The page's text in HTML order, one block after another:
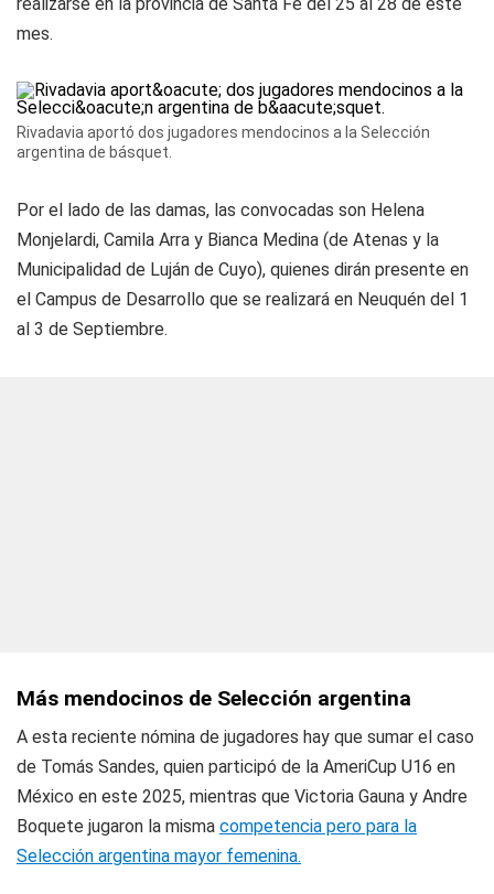
mes.
Rivadavia aportó dos jugadores mendocinos a la Selección
argentina de básquet.
Por el lado de las damas, las convocadas son Helena
Monjelardi, Camila Arra y Bianca Medina (de Atenas y la
Municipalidad de Luján de Cuyo), quienes dirán presente en
el Campus de Desarrollo que se realizará en Neuquén del 1
al 3 de Septiembre.
Más mendocinos de Selección argentina
A esta reciente nómina de jugadores hay que sumar el caso
de Tomás Sandes, quien participó de la AmeriCup U16 en
México en este 2025, mientras que Victoria Gauna y Andre
Boquete jugaron la misma competencia pero para la
Selección argentina mayor femenina.